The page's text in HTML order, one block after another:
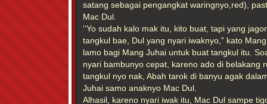
satang sebagai pengangkat waringnyo,red),
Mac Dul.
‘’Yo sudah kalo mak itu, kito buat, tapi yang
tangkul bae, Dul yang nyari iwaknyo,” kato
lamo bagi Mang Juhai untuk buat tangkul itu.
nyari bambunyo cepat, kareno ado di belakang
tangkul nyo nak, Abah tarok di banyu agak
Juhai samo anaknyo Mac Dul.
Alhasil, kareno nyari iwak itu, Mac Dul sampe